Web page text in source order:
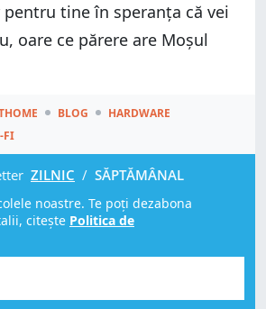
tine în speranța că vei
oare ce părere are Moșul
BLOG
HARDWARE
FI
ZILNIC / SĂPTĂMÂNAL
noastre. Te poți dezabona
citește Politica de